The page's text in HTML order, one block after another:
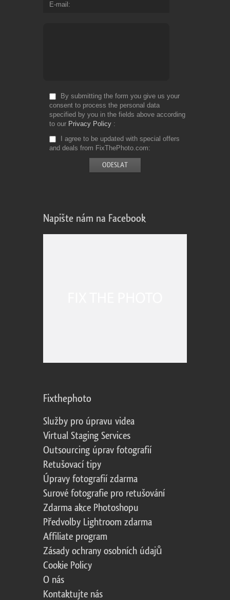
E-mail
By submitting the form you give us your
consent to process the personal data
specified by you in the fields above according
to our Privacy Policy
I agree to be updated with special offers
and deals from FixThePhoto.com
Napište nám na Facebook
Fixthephoto
Služby pro úpravu videa
Virtual Staging Services
Outsourcing úprav fotografií
Retušovací tipy
Úpravy fotografií zdarma
Surové fotografie pro retušování
Zdarma akce Photoshopu
Předvolby Lightroom zdarma
Affiliate program
Zásady ochrany osobních údajů
Cookie Policy
O nás
Kontaktujte nás